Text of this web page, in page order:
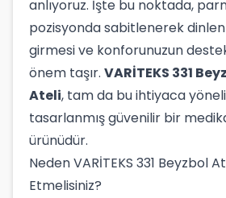
anlıyoruz. İşte bu noktada,
pozisyonda sabitlenerek
girmesi ve konforunuzun
önem taşır. VARİTEKS 331
Ateli, tam da bu ihtiyaca
tasarlanmış güvenilir bir
ürünüdür.
Neden VARİTEKS 331 Beyzbol
Etmelisiniz?